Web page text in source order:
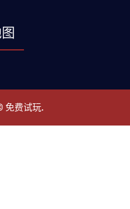
免费试玩.